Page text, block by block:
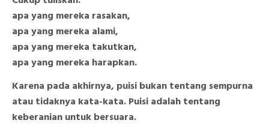
apa yang mereka rasakan,
apa yang mereka alami,
apa yang mereka takutkan,
apa yang mereka harapkan.
Karena pada akhirnya, puisi bukan tentang sempurna
atau tidaknya kata-kata. Puisi adalah tentang
keberanian untuk bersuara.